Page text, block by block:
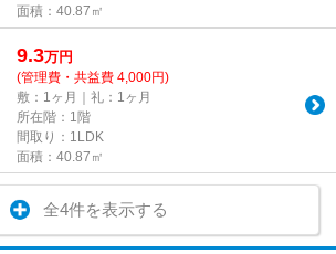
面積：40.87㎡
9.3万円
(管理費・共益費 4,000円)
敷：1ヶ月｜礼：1ヶ月
所在階：1階
間取り：1LDK
面積：40.87㎡
全4件を表示する